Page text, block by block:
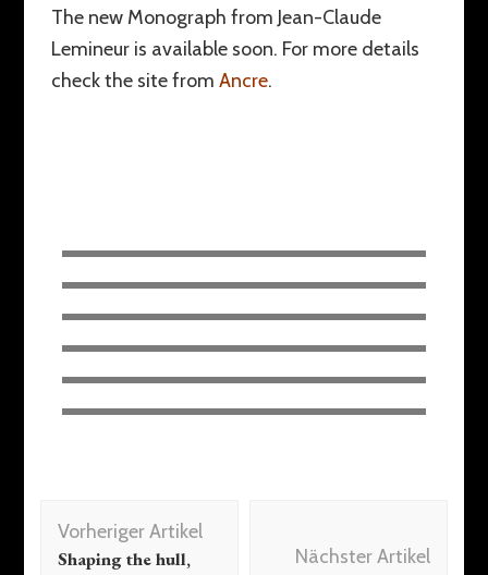
The new Monograph from Jean-Claude
Lemineur is available soon. For more details
check the site fromAncre.
Vorheriger Artikel
Shaping the hull,
Nächster Artikel